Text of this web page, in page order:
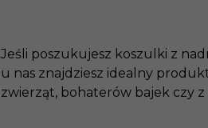
Jeśli poszukujesz koszulki z
u nas znajdziesz idealny
zwierząt, bohaterów bajek czy z